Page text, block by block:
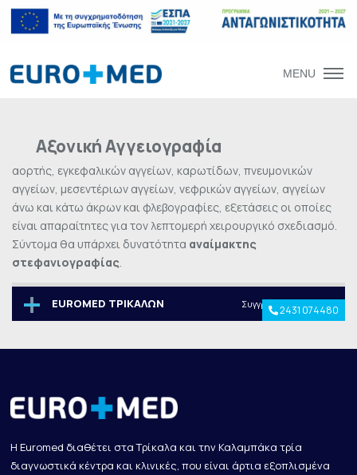
MENU
Αξονική Αγγειογραφία
αορτής, εγκεφαλικών αγγείων, καρωτίδων, πνευμονικών
αγγείων, μεσεντέριων αγγείων, νεφρικών αγγείων, αγγείων
άνω και κάτω άκρων και φλεβογραφίες, εξετάσεις οι οποίες
είναι απαραίτητες για τον λεπτομερή χειρουργικό σχεδιασμό.
Σύντομα θα υπάρχει δυνατότητα αναίμακτης
στεφανιογραφίας.
EUROMED ΤΡΙΚΑΛΩΝ Συγγρού 28 & Φλέμινγκ
2431 074480
Η Euromed διαθέτει στα Τρίκαλα και την Καλαμπάκα τρία
διαγνωστικά κέντρα και κλινικές, που είναι άρτια εξοπλισμένα